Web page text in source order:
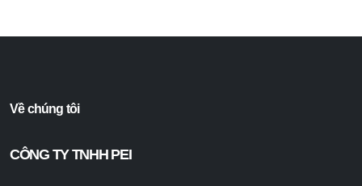
Về chúng tôi
CÔNG TY TNHH PEI